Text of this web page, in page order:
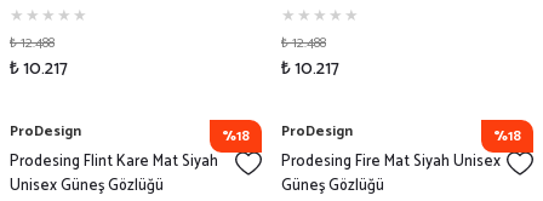
₺ 12.488
₺ 10.217
₺ 12.488
₺ 10.217
%18
ProDesign
Prodesing Flint Kare Mat Siyah
Unisex Güneş Gözlüğü
%18
ProDesign
Prodesing Fire Mat Siyah Unisex
Güneş Gözlüğü